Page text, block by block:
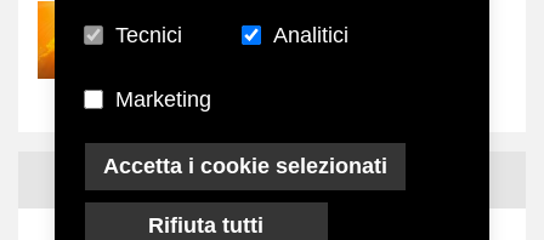
30/07/2026
Nove anni dopo la
NewsFacebook
Tecnici Analitici
Marketing
Accetta i cookie selezionati
Rifiuta tutti